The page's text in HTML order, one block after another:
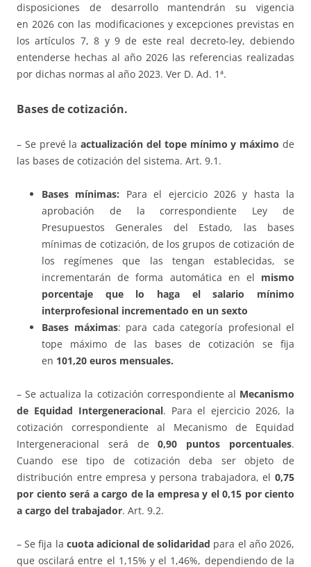
disposiciones de desarrollo mantendrán su vigencia
en 2026 con las modificaciones y excepciones previstas en
los artículos 7, 8 y 9 de este real decreto-ley, debiendo
entenderse hechas al año 2026 las referencias realizadas
por dichas normas al año 2023. Ver D. Ad. 1ª.
Bases de cotización.
– Se prevé laactualización del tope mínimo y máximode
las bases de cotización del sistema. Art. 9.1.
Bases mínimas: Para el ejercicio 2026 y hasta la
aprobación de la correspondiente Ley de
Presupuestos Generales del Estado, las bases
mínimas de cotización, de los grupos de cotización de
los regímenes que las tengan establecidas, se
incrementarán de forma automática en el mismo
porcentaje que lo haga el salario mínimo
interprofesional incrementado en un sexto
Bases máximas: para cada categoría profesional el
tope máximo de las bases de cotización se fija
en 101,20 euros mensuales.
– Se actualiza la cotización correspondiente al Mecanismo
de Equidad Intergeneracional. Para el ejercicio 2026, la
cotización correspondiente al Mecanismo de Equidad
Intergeneracional será de0,90 puntos porcentuales.
Cuando ese tipo de cotización deba ser objeto de
distribución entre empresa y persona trabajadora, el 0,75
por ciento será a cargo de la empresa y el 0,15 por ciento
a cargo del trabajador. Art. 9.2.
– Se fija la cuota adicional de solidaridad para el año 2026,
que oscilará entre el 1,15% y el 1,46%, dependiendo de la